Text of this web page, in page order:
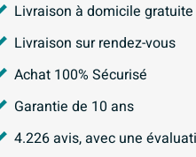
Livraison à domicile gratuite
Livraison sur rendez-vous
Achat 100% Sécurisé
Garantie de 10 ans
4.226avis, avec une